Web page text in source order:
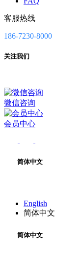
客服热线
186-7230-8000
关注我们
微信咨询
会员中心
简体中文
English
简体中文
简体中文